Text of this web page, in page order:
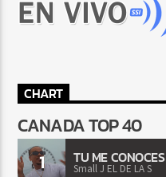
CHART
CANADA TOP 40
1 TU ME CONOCES
Small J EL DE LA S